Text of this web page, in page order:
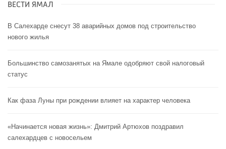
ВЕСТИ ЯМАЛ
В Салехарде снесут 38 аварийных домов под строительство
нового жилья
Большинство самозанятых на Ямале одобряют свой налоговый
статус
Как фаза Луны при рождении влияет на характер человека
«Начинается новая жизнь»: Дмитрий Артюхов поздравил
салехардцев с новосельем